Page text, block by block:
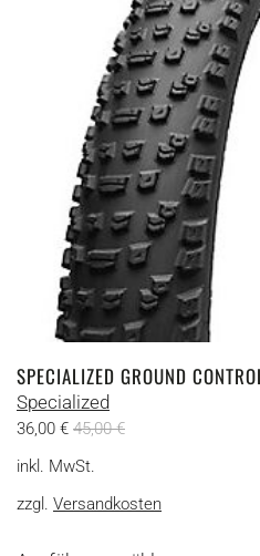
SPECIALIZED GROUND
Specialized
36,00 € 45,00€
inkl. MwSt.
zzgl. Versandkosten